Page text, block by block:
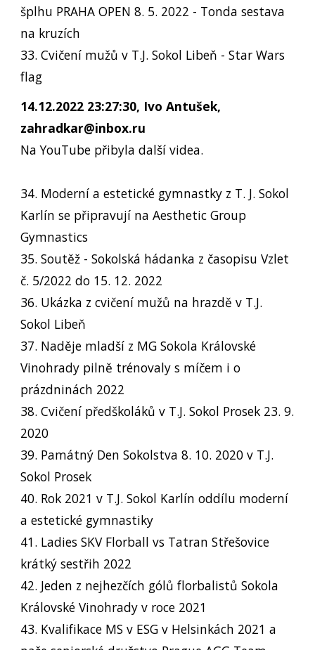
šplhu PRAHA OPEN 8. 5. 2022 - Tonda sestava
na kruzích
33. Cvičení mužů v T.J. Sokol Libeň - Star Wars
flag
14.12.2022 23:27:30, Ivo Antušek,
zahradkar@inbox.ru
Na YouTube přibyla další videa.
34. Moderní a estetické gymnastky z T. J. Sokol
Karlín se připravují na Aesthetic Group
Gymnastics
35. Soutěž - Sokolská hádanka z časopisu Vzlet
č. 5/2022 do 15. 12. 2022
36. Ukázka z cvičení mužů na hrazdě v T.J.
Sokol Libeň
37. Naděje mladší z MG Sokola Královské
Vinohrady pilně trénovaly s míčem i o
prázdninách 2022
38. Cvičení předškoláků v T.J. Sokol Prosek 23. 9.
2020
39. Památný Den Sokolstva 8. 10. 2020 v T.J.
Sokol Prosek
40. Rok 2021 v T.J. Sokol Karlín oddílu moderní
a estetické gymnastiky
41. Ladies SKV Florball vs Tatran Střešovice
krátký sestřih 2022
42. Jeden z nejhezčích gólů florbalistů Sokola
Královské Vinohrady v roce 2021
43. Kvalifikace MS v ESG v Helsinkách 2021 a